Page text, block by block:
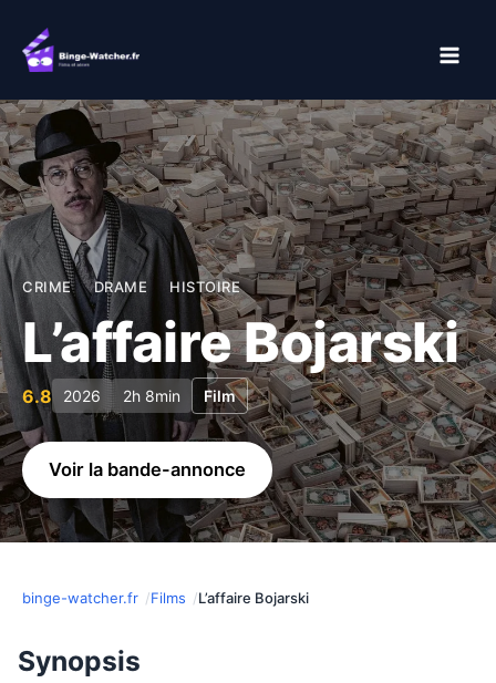
contenu
CRIME DRAME HISTOIRE
L’affaire Bojarski
6.8 2026 2h 8min Film
Voir la bande-annonce
binge-watcher.fr Films L’affaire Bojarski
Synopsis